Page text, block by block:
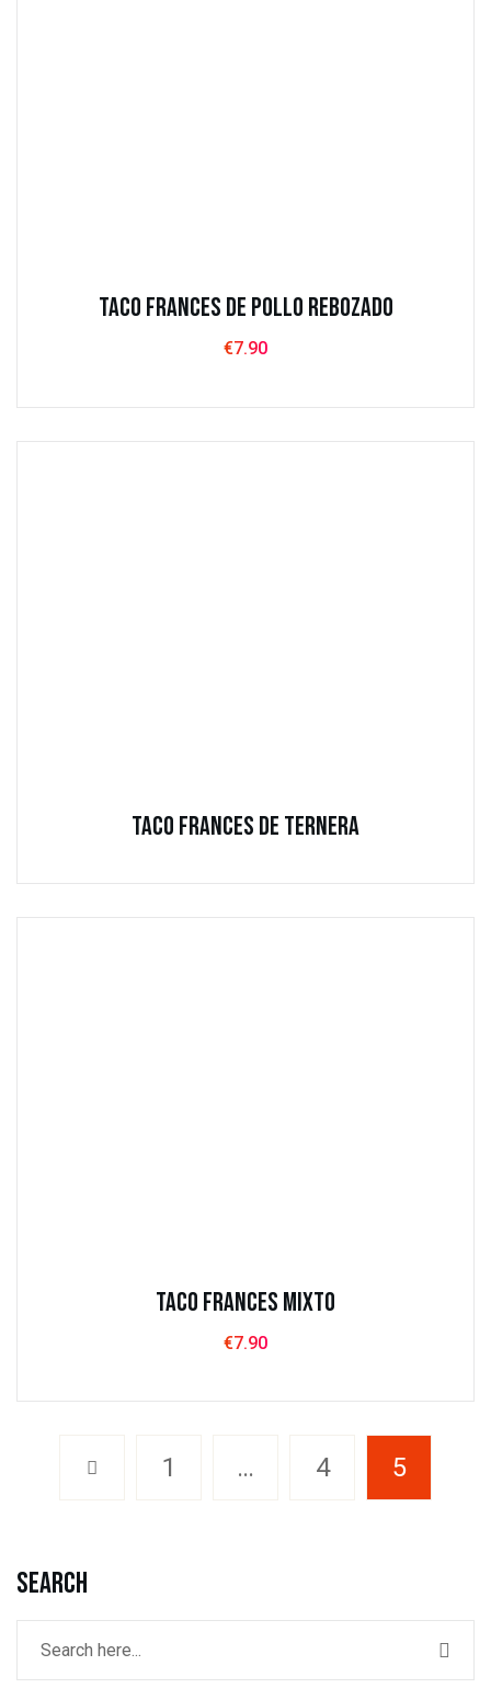
Taco Frances de Pollo Rebozado
€7.90
Taco Frances de Ternera
Taco Frances Mixto
€7.90
1 … 4 5
Search